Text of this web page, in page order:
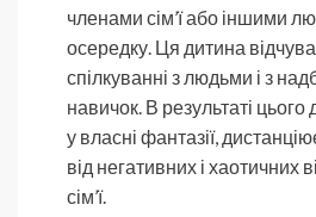
членами сім’ї або іншими
осередку. Ця дитина
спілкуванні з людьми і з
навичок. В результаті
у власні фантазії,
від негативних і хаотичних
сім’ї.